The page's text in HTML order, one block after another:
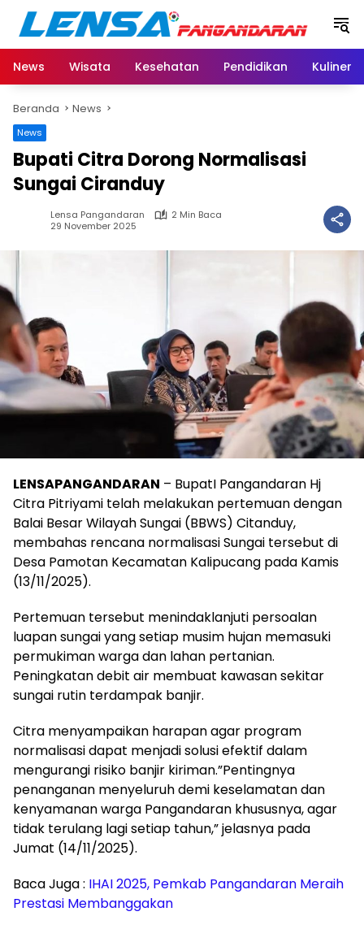
Langsung
konten
News
Wisata Kesehatan Pendidikan Kuliner
Beranda News
News
Bupati Citra Dorong Normalisasi
Sungai Ciranduy
Lensa Pangandaran
2 Min Baca
29 November 2025
LENSAPANGANDARAN – BupatI Pangandaran Hj
Citra Pitriyami telah melakukan pertemuan dengan
Balai Besar Wilayah Sungai (BBWS) Citanduy,
membahas rencana normalisasi Sungai tersebut di
Desa Pamotan Kecamatan Kalipucang pada Kamis
(13/11/2025).
Pertemuan tersebut menindaklanjuti persoalan
luapan sungai yang setiap musim hujan memasuki
permukiman warga dan lahan pertanian.
Peningkatan debit air membuat kawasan sekitar
sungai rutin terdampak banjir.
Citra menyampaikan harapan agar program
normalisasi dapat menjadi solusi efektif dalam
mengurangi risiko banjir kiriman.”Pentingnya
penanganan menyeluruh demi keselamatan dan
kenyamanan warga Pangandaran khususnya, agar
tidak terulang lagi setiap tahun,” jelasnya pada
Jumat (14/11/2025).
Baca Juga : IHAI 2025, Pemkab Pangandaran Meraih
Prestasi Membanggakan